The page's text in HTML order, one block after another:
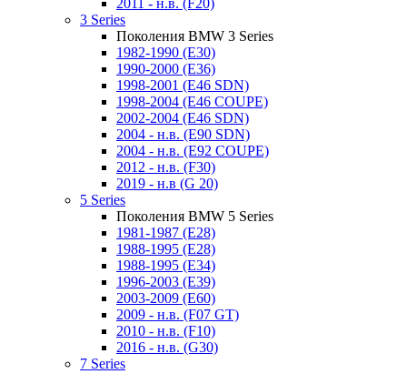
2011 - н.в. (F20)
3 Series
Поколения BMW 3 Series
1982-1990 (E30)
1990-2000 (E36)
1998-2001 (E46 SDN)
1998-2004 (E46 COUPE)
2002-2004 (E46 SDN)
2004 - н.в. (E90 SDN)
2004 - н.в. (E92 COUPE)
2012 - н.в. (F30)
2019 - н.в (G 20)
5 Series
Поколения BMW 5 Series
1981-1987 (E28)
1988-1995 (E28)
1988-1995 (E34)
1996-2003 (E39)
2003-2009 (E60)
2009 - н.в. (F07 GT)
2010 - н.в. (F10)
2016 - н.в. (G30)
7 Series